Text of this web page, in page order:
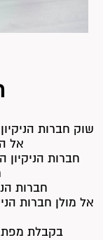
שוק חברות
אל
חברות הניקיון
חברות
אל מולן חברות
בקבלת